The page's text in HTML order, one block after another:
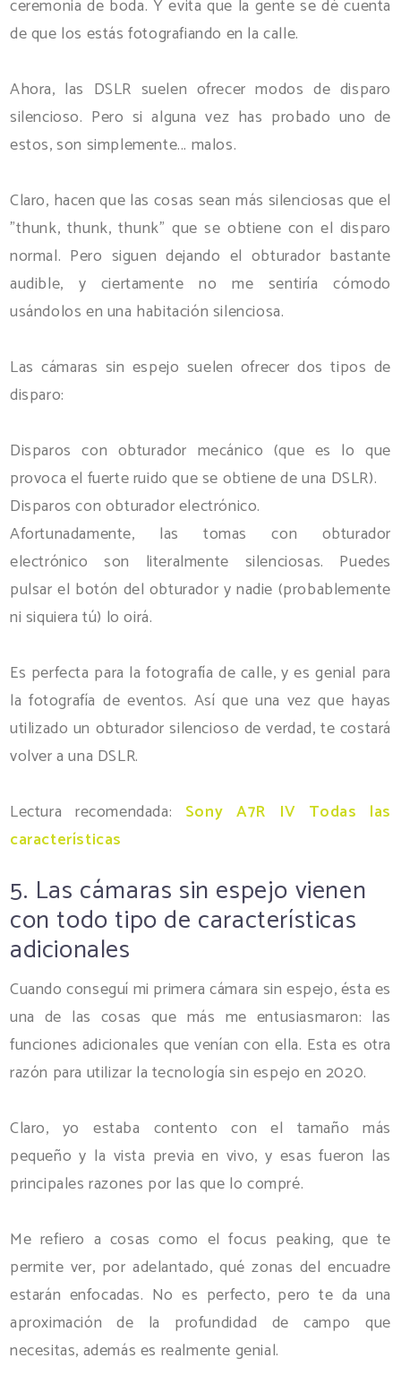
ceremonia de boda. Y evita que la gente se dé cuenta
de que los estás fotografiando en la calle.
Ahora, las DSLR suelen ofrecer modos de disparo
silencioso. Pero si alguna vez has probado uno de
estos, son simplemente... malos.
Claro, hacen que las cosas sean más silenciosas que el
"thunk, thunk, thunk" que se obtiene con el disparo
normal. Pero siguen dejando el obturador bastante
audible, y ciertamente no me sentiría cómodo
usándolos en una habitación silenciosa.
Las cámaras sin espejo suelen ofrecer dos tipos de
disparo:
Disparos con obturador mecánico (que es lo que
provoca el fuerte ruido que se obtiene de una DSLR).
Disparos con obturador electrónico.
Afortunadamente, las tomas con obturador
electrónico son literalmente silenciosas. Puedes
pulsar el botón del obturador y nadie (probablemente
ni siquiera tú) lo oirá.
Es perfecta para la fotografía de calle, y es genial para
la fotografía de eventos. Así que una vez que hayas
utilizado un obturador silencioso de verdad, te costará
volver a una DSLR.
Lectura recomendada: Sony A7R IV Todas las
características
5. Las cámaras sin espejo vienen
con todo tipo de características
adicionales
Cuando conseguí mi primera cámara sin espejo, ésta es
una de las cosas que más me entusiasmaron: las
funciones adicionales que venían con ella. Esta es otra
razón para utilizar la tecnología sin espejo en 2020.
Claro, yo estaba contento con el tamaño más
pequeño y la vista previa en vivo, y esas fueron las
principales razones por las que lo compré.
Me refiero a cosas como el focus peaking, que te
permite ver, por adelantado, qué zonas del encuadre
estarán enfocadas. No es perfecto, pero te da una
aproximación de la profundidad de campo que
necesitas, además es realmente genial.